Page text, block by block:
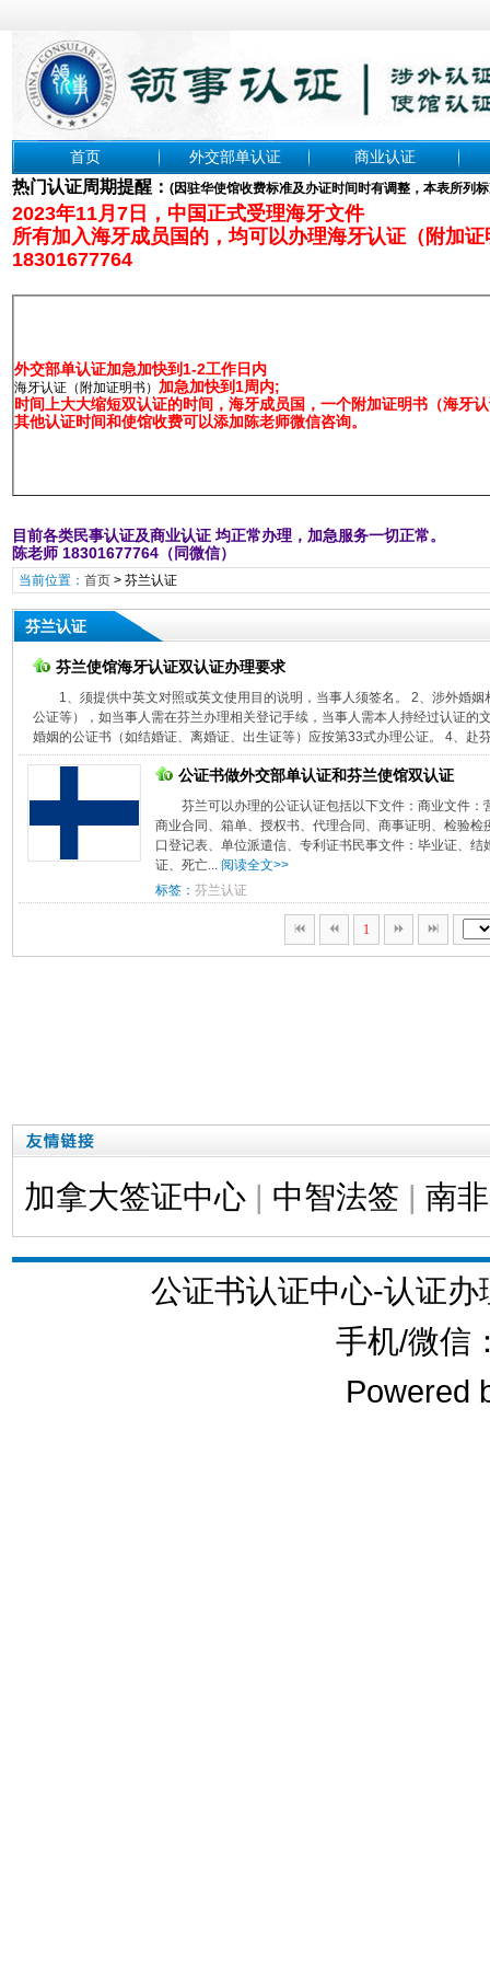
首页 外交部单认证 商业认证
热门认证周期提醒： (因驻华使馆收费标准及办证时间时有调整，本表所列
2023年11月7日，中国正式受理海牙文件
所有加入海牙成员国的，均可以办理海牙认证（附加
18301677764
外交部单认证加急加快到1-2工作日内
海牙认证（附加证明书） 加急加快到1周内;
时间上大大缩短双认证的时间，海牙成员国，一个附加证明书（海牙
其他认证时间和使馆收费可以添加陈老师微信咨询。
目前各类民事认证及商业认证 均正常办理，加急服务一切正常。
陈老师 18301677764（同微信）
当前位置： 首页> 芬兰认证
芬兰认证
芬兰使馆海牙认证双认证办理要求
1、须提供中英文对照或英文使用目的说明，当事人须签名。 2、涉外婚
公证等），如当事人需在芬兰办理相关登记手续，当事人需本人持经过认证的
婚姻的公证书（如结婚证、离婚证、出生证等）应按第33式办理公证。 4、赴
公证书做外交部单认证和芬兰使馆双认证
芬兰可以办理的公证认证包括以下文件：商业文件
商业合同、箱单、授权书、代理合同、商事证明、检验
口登记表、单位派遣信、专利证书民事文件：毕业证、
证、死亡... 阅读全文>>
标签： 芬兰认证
1
加拿大签证中心 | 中智法签 | 南
公证书认证中心-认证
手机/微信
Powered